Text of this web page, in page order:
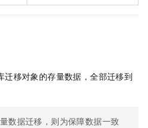
迁移对象的存量数据，全部迁移到
数据迁移，则为保障数据一致